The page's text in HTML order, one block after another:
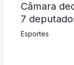
Câmara
7
Esportes